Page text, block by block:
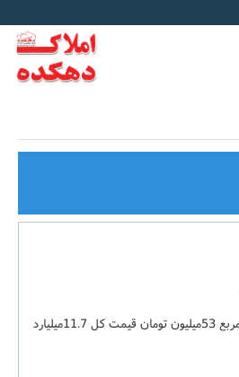
قيمت هر متر مربع 53ميليون تومان قيمت کل 11.7ميليارد